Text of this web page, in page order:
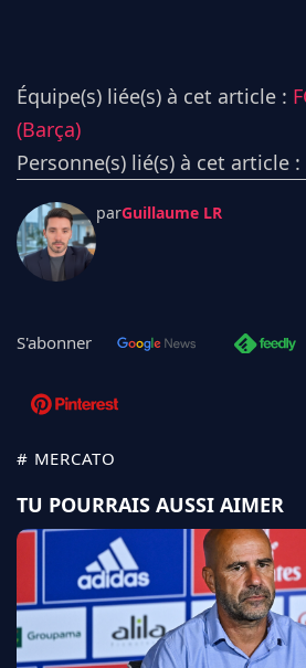
Équipe(s) liée(s) à cet article :
(Barça)
Personne(s) lié(s) à cet article :
parGuillaume LR
S'abonner
# MERCATO
TU POURRAIS AUSSI AIMER